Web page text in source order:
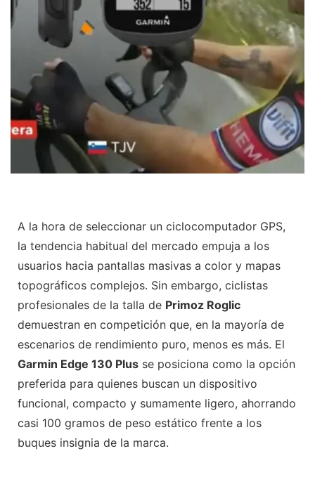
A la hora de seleccionar un ciclocomputador GPS,
la tendencia habitual del mercado empuja a los
usuarios hacia pantallas masivas a color y mapas
topográficos complejos. Sin embargo, ciclistas
profesionales de la talla de Primoz Roglic
demuestran en competición que, en la mayoría de
escenarios de rendimiento puro, menos es más. El
Garmin Edge 130 Plus se posiciona como la opción
preferida para quienes buscan un dispositivo
funcional, compacto y sumamente ligero, ahorrando
casi 100 gramos de peso estático frente a los
buques insignia de la marca.